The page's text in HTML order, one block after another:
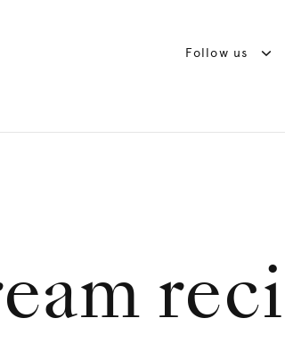
Follow us